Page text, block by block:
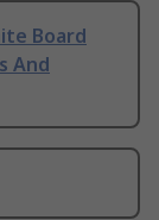
Board
And